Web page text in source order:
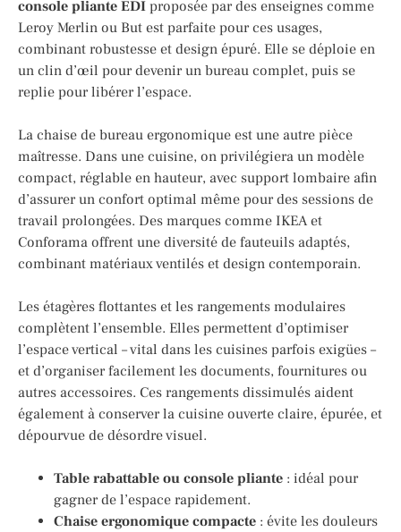
console pliante EDI proposée par des enseignes comme
Leroy Merlin ou But est parfaite pour ces usages,
combinant robustesse et design épuré. Elle se déploie en
un clin d’œil pour devenir un bureau complet, puis se
replie pour libérer l’espace.
La chaise de bureau ergonomique est une autre pièce
maîtresse. Dans une cuisine, on privilégiera un modèle
compact, réglable en hauteur, avec support lombaire afin
d’assurer un confort optimal même pour des sessions de
travail prolongées. Des marques comme IKEA et
Conforama offrent une diversité de fauteuils adaptés,
combinant matériaux ventilés et design contemporain.
Les étagères flottantes et les rangements modulaires
complètent l’ensemble. Elles permettent d’optimiser
l’espace vertical – vital dans les cuisines parfois exigües –
et d’organiser facilement les documents, fournitures ou
autres accessoires. Ces rangements dissimulés aident
également à conserver la cuisine ouverte claire, épurée, et
dépourvue de désordre visuel.
Table rabattable ou console pliante : idéal pour
gagner de l’espace rapidement.
Chaise ergonomique compacte : évite les douleurs